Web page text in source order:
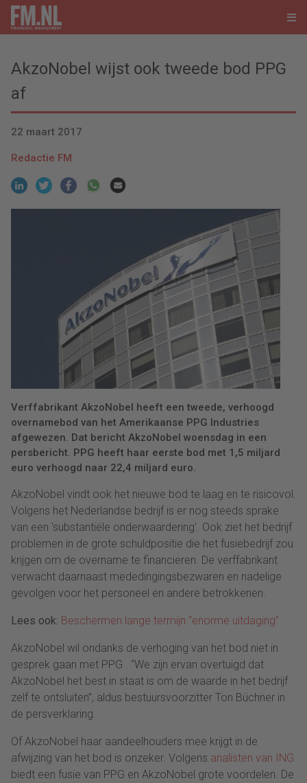
AkzoNobel wijst ook tweede bod PPG
af
22 maart 2017
Redactie FM
Verffabrikant AkzoNobel heeft een tweede, verhoogd
overnamebod van het Amerikaanse PPG Industries
afgewezen. Dat bericht AkzoNobel woensdag in een
persbericht. PPG heeft haar eerste bod met 1,5 miljard
euro verhoogd naar 22,4 miljard euro.
AkzoNobel vindt ook het nieuwe bod te laag en te risicovol.
Volgens het Nederlandse bedrijf is er nog steeds sprake
van een 'substantiële onderwaardering'. Ook ziet het bedrijf
problemen in de grote schuldpositie die het fusiebedrijf zou
krijgen om de overname te financieren. De verffabrikant
verwacht daarnaast mededingingsbezwaren en nadelige
gevolgen voor het personeel en andere betrokkenen.
Lees ook: Beschermen lange termijn “enorme uitdaging”
AkzoNobel wil ondanks de verhoging van het bod niet in
gesprek gaan met PPG . “We zijn ervan overtuigd dat
AkzoNobel het best in staat is om de waarde in het bedrijf
zelf te ontsluiten”, aldus bestuursvoorzitter Ton Büchner in
de persverklaring.
Of AkzoNobel haar aandeelhouders mee krijgt in de
afwijzing van het bod is onzeker. Volgens analisten van ING
biedt een fusie van PPG en AkzoNobel grote voordelen. De